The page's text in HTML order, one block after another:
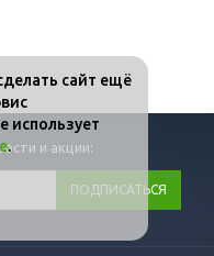
и акции:
сайт ещё
использует
.